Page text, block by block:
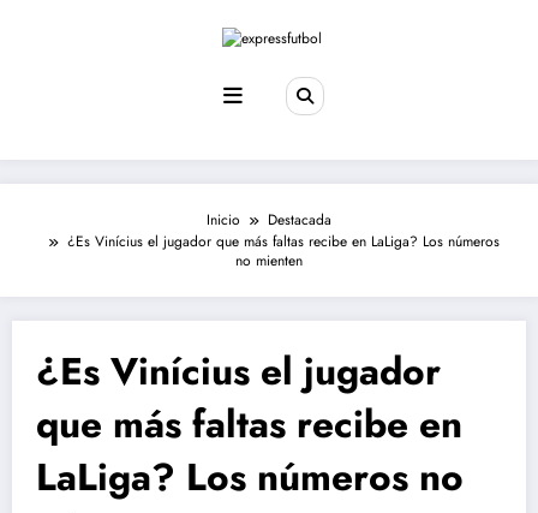
Inicio
Destacada
¿Es Vinícius el jugador que más faltas recibe en LaLiga? Los números
no mienten
¿Es Vinícius el jugador
que más faltas recibe en
LaLiga? Los números no